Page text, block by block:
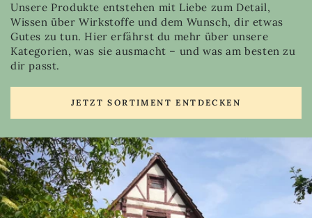
Unsere Produkte entstehen mit Liebe zum Detail,
Wissen über Wirkstoffe und dem Wunsch, dir etwas
Gutes zu tun. Hier erfährst du mehr über unsere
Kategorien, was sie ausmacht – und was am besten zu
dir passt.
JETZT SORTIMENT ENTDECKEN